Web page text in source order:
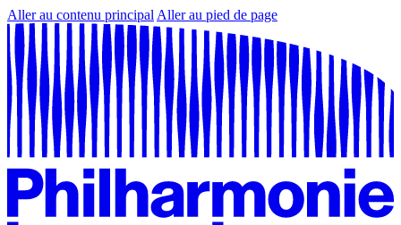
Aller au contenu principal Aller au pied de page